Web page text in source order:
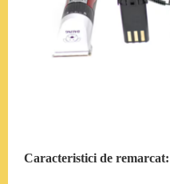
Caracteristici de remarcat: